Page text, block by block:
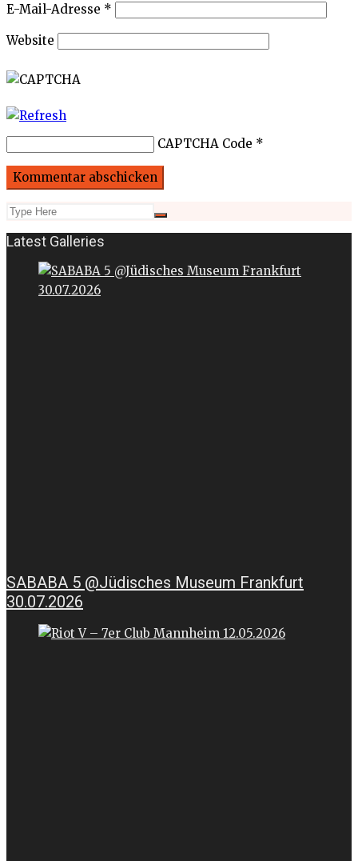
E-Mail-Adresse *
Website
CAPTCHA Code *
Latest Galleries
SABABA 5 @Jüdisches Museum Frankfurt
30.07.2026